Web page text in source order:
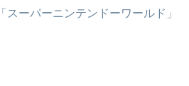
ーパーニンテンドーワールド」